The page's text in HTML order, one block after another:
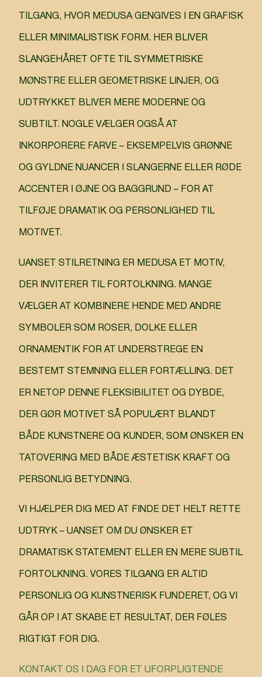
TILGANG, HVOR MEDUSA GENGIVES I EN GRAFISK
ELLER MINIMALISTISK FORM. HER BLIVER
SLANGEHÅRET OFTE TIL SYMMETRISKE
MØNSTRE ELLER GEOMETRISKE LINJER, OG
UDTRYKKET BLIVER MERE MODERNE OG
SUBTILT. NOGLE VÆLGER OGSÅ AT
INKORPORERE FARVE – EKSEMPELVIS GRØNNE
OG GYLDNE NUANCER I SLANGERNE ELLER RØDE
ACCENTER I ØJNE OG BAGGRUND – FOR AT
TILFØJE DRAMATIK OG PERSONLIGHED TIL
MOTIVET.
UANSET STILRETNING ER MEDUSA ET MOTIV,
DER INVITERER TIL FORTOLKNING. MANGE
VÆLGER AT KOMBINERE HENDE MED ANDRE
SYMBOLER SOM ROSER, DOLKE ELLER
ORNAMENTIK FOR AT UNDERSTREGE EN
BESTEMT STEMNING ELLER FORTÆLLING. DET
ER NETOP DENNE FLEKSIBILITET OG DYBDE,
DER GØR MOTIVET SÅ POPULÆRT BLANDT
BÅDE KUNSTNERE OG KUNDER, SOM ØNSKER EN
TATOVERING MED BÅDE ÆSTETISK KRAFT OG
PERSONLIG BETYDNING.
VI HJÆLPER DIG MED AT FINDE DET HELT RETTE
UDTRYK – UANSET OM DU ØNSKER ET
DRAMATISK STATEMENT ELLER EN MERE SUBTIL
FORTOLKNING. VORES TILGANG ER ALTID
PERSONLIG OG KUNSTNERISK FUNDERET, OG VI
GÅR OP I AT SKABE ET RESULTAT, DER FØLES
RIGTIGT FOR DIG.
KONTAKT OS I DAG FOR ET UFORPLIGTENDE